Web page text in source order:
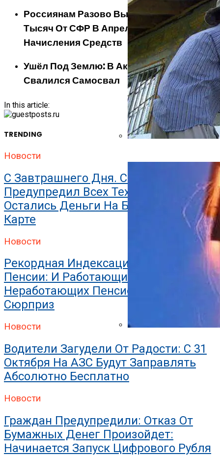
Россиянам Разово Выплатят По 25
Тысяч От СФР В Апреле. Названа Дата
Начисления Средств
Ушёл Под Землю: В Академическом
Свалился Самосвал
In this article:
TRENDING
Новости
С Завтрашнего Дня. Сбербанк
Предупредил Всех Тех, У Кого
Остались Деньги На Банковской
Карте
Новости
Рекордная Индексация И Прибавка К
Пенсии: И Работающих, И
Неработающих Пенсионеров Ждет
Сюрприз
Новости
Водители Загудели От Радости: С 31
Октября На АЗС Будут Заправлять
Абсолютно Бесплатно
Новости
Граждан Предупредили: Отказ От
Бумажных Денег Произойдет:
Начинается Запуск Цифрового Рубля